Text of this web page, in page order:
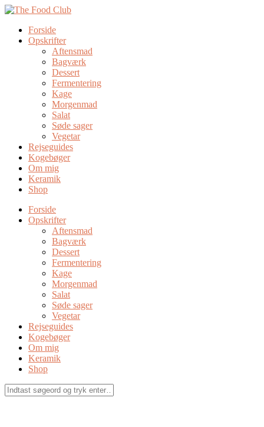
Forside
Opskrifter
Aftensmad
Bagværk
Dessert
Fermentering
Kage
Morgenmad
Salat
Søde sager
Vegetar
Rejseguides
Kogebøger
Om mig
Keramik
Shop
Forside
Opskrifter
Aftensmad
Bagværk
Dessert
Fermentering
Kage
Morgenmad
Salat
Søde sager
Vegetar
Rejseguides
Kogebøger
Om mig
Keramik
Shop